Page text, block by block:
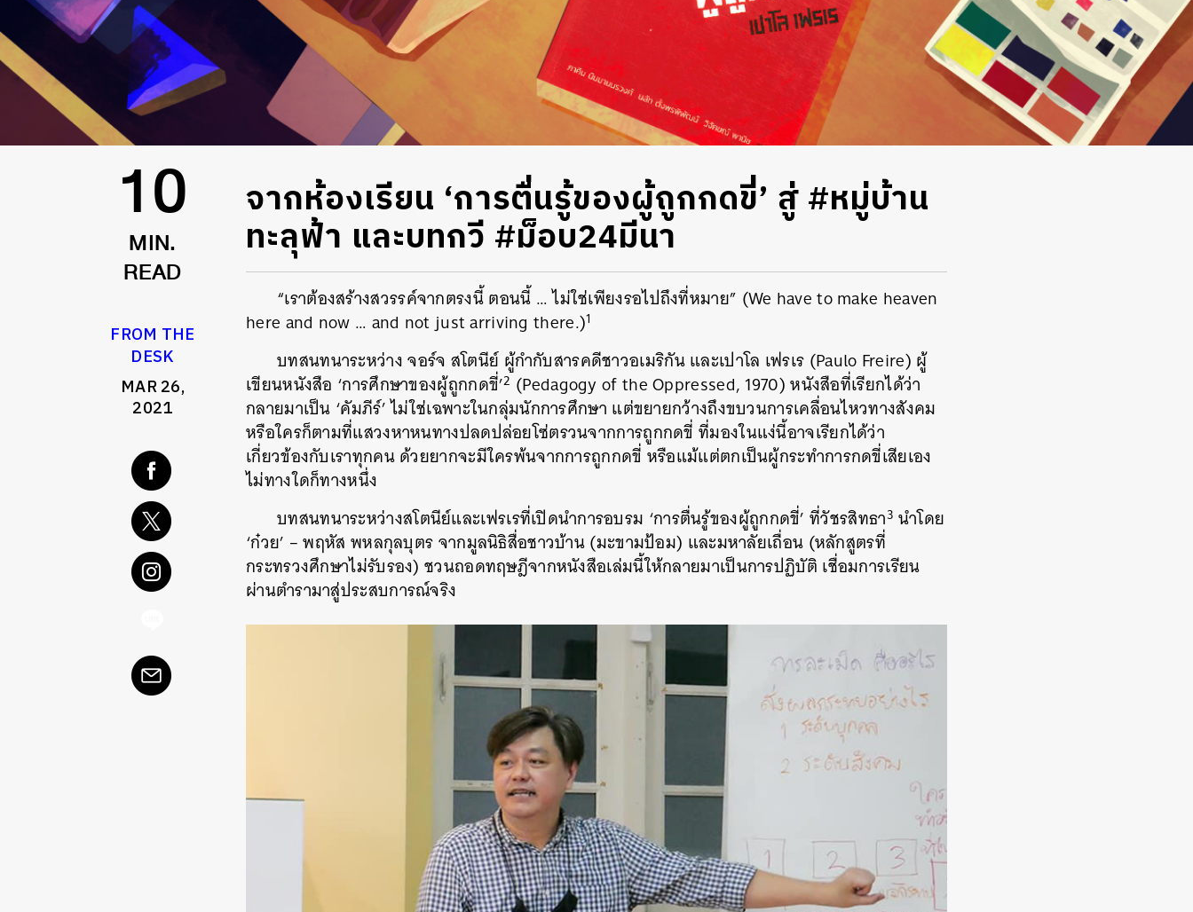
10
MIN.
READ
FROM THE
DESK
MAR 26,
2021
จากห้องเรียน ‘การตื่นรู้ของผู้ถูกกดขี่’ สู่ #หมู่บ้าน
ทะลุฟ้า และบทกวี #ม็อบ24มีนา
“เราต้องสร้างสวรรค์จากตรงนี้ ตอนนี้ … ไม่ใช่เพียงรอไปถึงที่หมาย” (We have to make heaven
here and now … and not just arriving there.)1
บทสนทนาระหว่าง จอร์จ สโตนีย์ ผู้กำกับสารคดีชาวอเมริกัน และเปาโล เฟรเร (Paulo Freire) ผู้
เขียนหนังสือ ‘การศึกษาของผู้ถูกกดขี่’2 (Pedagogy of the Oppressed, 1970) หนังสือที่เรียกได้ว่า
กลายมาเป็น ‘คัมภีร์’ ไม่ใช่เฉพาะในกลุ่มนักการศึกษา แต่ขยายกว้างถึงขบวนการเคลื่อนไหวทางสังคม
หรือใครก็ตามที่แสวงหาหนทางปลดปล่อยโซ่ตรวนจากการถูกกดขี่ ที่มองในแง่นี้อาจเรียกได้ว่า
เกี่ยวข้องกับเราทุกคน ด้วยยากจะมีใครพ้นจากการถูกกดขี่ หรือแม้แต่ตกเป็นผู้กระทำการกดขี่เสียเอง
ไม่ทางใดก็ทางหนึ่ง
บทสนทนาระหว่างสโตนีย์และเฟรเรที่เปิดนำการอบรม ‘การตื่นรู้ของผู้ถูกกดขี่’ ที่วัชรสิทธา3 นำโดย
‘ก๋วย’ – พฤหัส พหลกุลบุตร จากมูลนิธิสื่อชาวบ้าน (มะขามป้อม) และมหาลัยเถื่อน (หลักสูตรที่
กระทรวงศึกษาไม่รับรอง) ชวนถอดทฤษฎีจากหนังสือเล่มนี้ให้กลายมาเป็นการปฏิบัติ เชื่อมการเรียน
ผ่านตำรามาสู่ประสบการณ์จริง